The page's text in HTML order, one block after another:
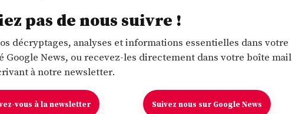
pas de nous suivre !
décryptages, analyses et informations essentielles dans votre
Google News, ou recevez-les directement dans votre boîte mail
à notre newsletter.
vous à la newsletter Suivez nous sur Google News